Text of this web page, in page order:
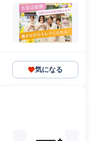
気になる